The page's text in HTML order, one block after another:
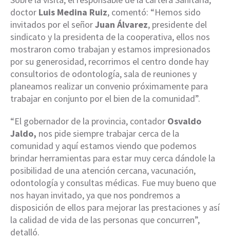
doctor Luis Medina Ruiz, comentó: “Hemos sido
invitados por el señorJuan Álvarez, presidente del
sindicato y la presidenta de la cooperativa, ellos nos
mostraron como trabajan y estamos impresionados
por su generosidad, recorrimos el centro donde hay
consultorios de odontología, sala de reuniones y
planeamos realizar un convenio próximamente para
trabajar en conjunto por el bien de la comunidad”.
“El gobernador de la provincia, contador Osvaldo
Jaldo, nos pide siempre trabajar cerca de la
comunidad y aquí estamos viendo que podemos
brindar herramientas para estar muy cerca dándole la
posibilidad de una atención cercana, vacunación,
odontología y consultas médicas. Fue muy bueno que
nos hayan invitado, ya que nos pondremos a
disposición de ellos para mejorar las prestaciones y así
la calidad de vida de las personas que concurren”,
detalló.